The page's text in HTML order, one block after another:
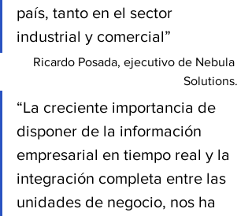
país, tanto en el sector
industrial y comercial”
Ricardo Posada, ejecutivo de Nebula
Solutions.
“La creciente importancia de
disponer de la información
empresarial en tiempo real y la
integración completa entre las
unidades de negocio, nos ha